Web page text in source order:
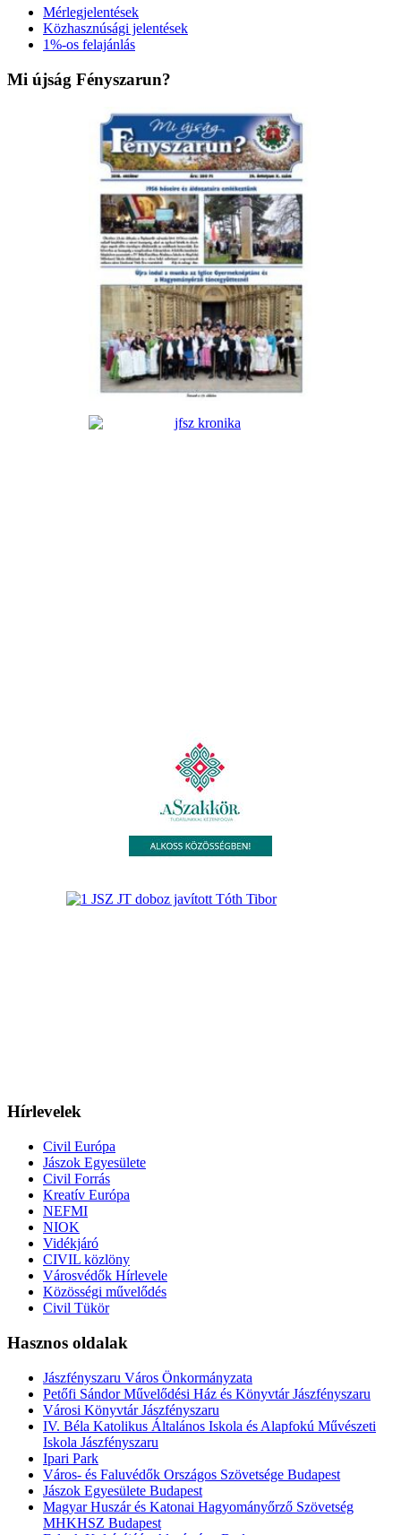
Mérlegjelentések
Közhasznúsági jelentések
1%-os felajánlás
Mi újság Fényszarun?
Hírlevelek
Civil Európa
Jászok Egyesülete
Civil Forrás
Kreatív Európa
NEFMI
NIOK
Vidékjáró
CIVIL közlöny
Városvédők Hírlevele
Közösségi művelődés
Civil Tükör
Hasznos oldalak
Jászfényszaru Város Önkormányzata
Petőfi Sándor Művelődési Ház és Könyvtár Jászfényszaru
Városi Könyvtár Jászfényszaru
IV. Béla Katolikus Általános Iskola és Alapfokú Művészeti
Iskola Jászfényszaru
Ipari Park
Város- és Faluvédők Országos Szövetsége Budapest
Jászok Egyesülete Budapest
Magyar Huszár és Katonai Hagyományőrző Szövetség
MHKHSZ Budapest